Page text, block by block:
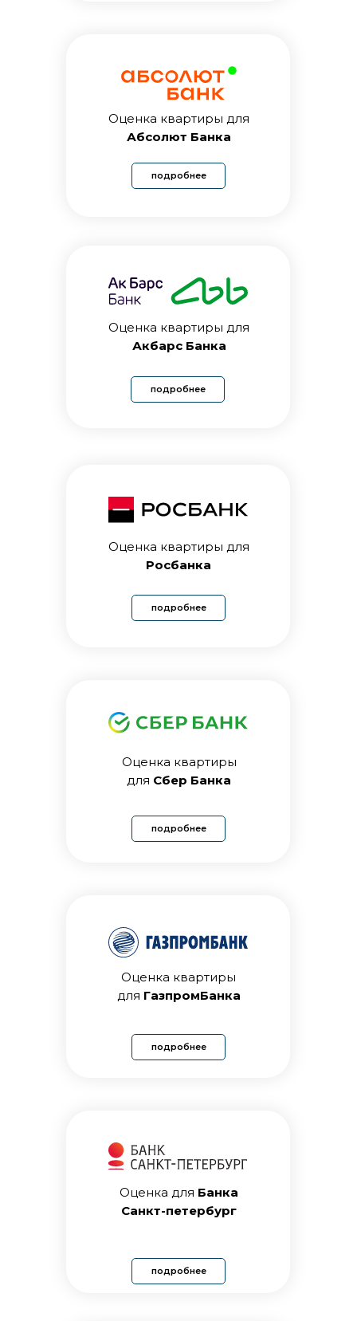
Свидетельство /
ДКП или ЕГРН
Технический
паспорт
посмотреть пример
посмотреть пример
Оценка квартиры для
Абсолют Банка
подробнее
Оценка квартиры для
Акбарс Банка
подробнее
Оценка квартиры для
Росбанка
подробнее
Оценка квартиры
для Сбер Банка
подробнее
Оценка квартиры
для ГазпромБанка
подробнее
подробнее
Оценка для Банка
Санкт-петербург